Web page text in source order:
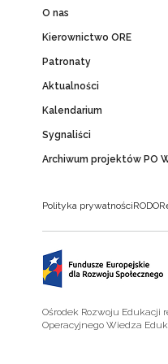
O nas
Kierownictwo ORE
Patronaty
Aktualności
Kalendarium
Sygnaliści
Archiwum projektów PO
Polityka prywatnościRODO
Ośrodek Rozwoju
Operacyjnego Wiedza